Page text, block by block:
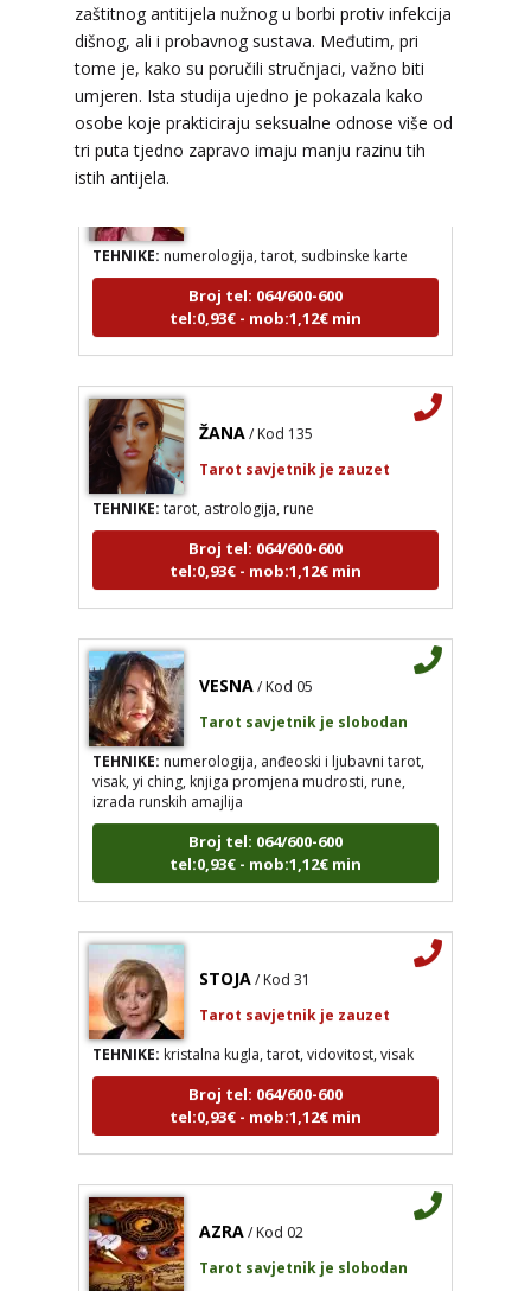
zaštitnog antitijela nužnog u borbi protiv infekcija
dišnog, ali i probavnog sustava. Međutim, pri
tome je, kako su poručili stručnjaci, važno biti
umjeren. Ista studija ujedno je pokazala kako
osobe koje prakticiraju seksualne odnose više od
tri puta tjedno zapravo imaju manju razinu tih
istih antijela.
Broj tel: 064/600-600
tel:0,93€ - mob:1,12€ min
DINA/ Kod 38
TEHNIKE:numerologija, tarot, sudbinske karte
Broj tel: 064/600-600
tel:0,93€ - mob:1,12€ min
Tarot savjetnik je zauzet
TEHNIKE:tarot, astrologija, rune
Broj tel: 064/600-600
tel:0,93€ - mob:1,12€ min
Tarot savjetnik je slobodan
TEHNIKE:numerologija, anđeoski i ljubavni tarot,
visak, yi ching, knjiga promjena mudrosti, rune,
izrada runskih amajlija
Broj tel: 064/600-600
tel:0,93€ - mob:1,12€ min
Tarot savjetnik je zauzet
TEHNIKE:kristalna kugla, tarot, vidovitost, visak
Broj tel: 064/600-600
tel:0,93€ - mob:1,12€ min
Tarot savjetnik je slobodan
TEHNIKE:visak, tarot, vidovitost, ljubavna